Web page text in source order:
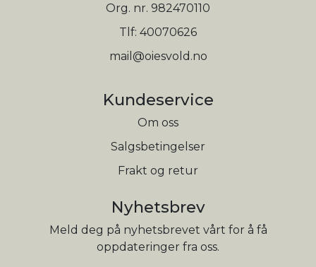
Org. nr. 982470110
Tlf: 40070626
mail@oiesvold.no
Kundeservice
Om oss
Salgsbetingelser
Frakt og retur
Nyhetsbrev
Meld deg på nyhetsbrevet vårt for å få
oppdateringer fra oss.